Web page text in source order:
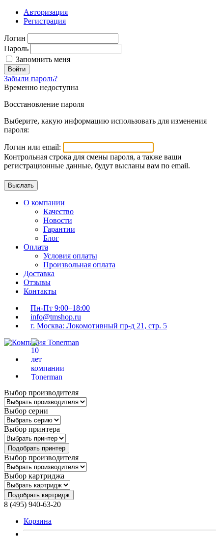
Авторизация
Регистрация
Логин
Пароль
Запомнить меня
Войти
Забыли пароль?
Временно недоступна
Восстановление пароля
Выберите, какую информацию использовать для изменения
пароля:
Логин или email:
Контрольная строка для смены пароля, а также ваши
регистрационные данные, будут высланы вам по email.
О компании
Качество
Новости
Гарантии
Блог
Оплата
Условия оплаты
Произвольная оплата
Доставка
Отзывы
Контакты
Пн-Пт 9:00–18:00
info@tmshop.ru
г. Москва: Локомотивный пр-д 21, стр. 5
Выбор производителя
Выбор серии
Выбор принтера
Подобрать принтер
Выбор производителя
Выбор картриджа
Подобрать картридж
8 (495) 940-63-20
Корзина